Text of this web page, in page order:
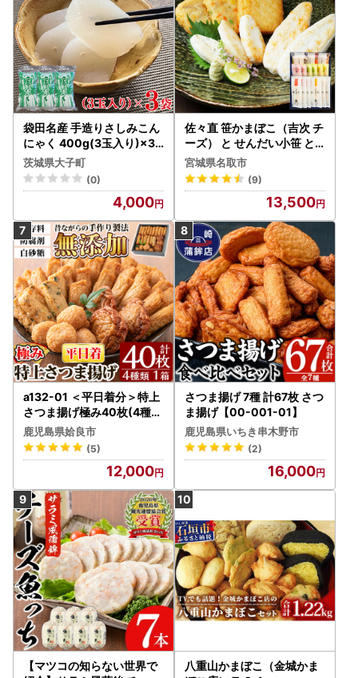
袋田名産 手造りさしみこん
にゃく 400g(3玉入り)×3
袋｜コンニャク 蒟蒻 白こん
にゃく さしみこんにゃく 刺
身 手作り 国産 5000円以下
茨城県 大子町(CP001)
茨城県大子町
(0)
4,000
佐々直 笹かまぼこ（吉次 チ
ーズ） と せんだい小笹 と
揚蒲鉾［彩-131］大正5年
創業 手のひら蒲鉾 笹かまぼ
こ
宮城県名取市
(9)
13,500
a132-01 ＜平日着分＞特上
さつま揚げ極み40枚(4種類
)【薩摩のまごころ】
鹿児島県姶良市
(5)
12,000
さつま揚げ 7種 計67枚 さつ
ま揚げ【00-001-01】
鹿児島県いちき串木野市
(2)
16,000
【マツコの知らない世界で
八重山かまぼこ（金城かま